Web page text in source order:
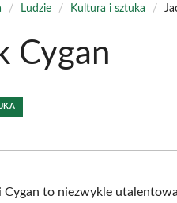
/ Ludzie / Kultura i sztuka /
Cygan
Cygan to niezwykle